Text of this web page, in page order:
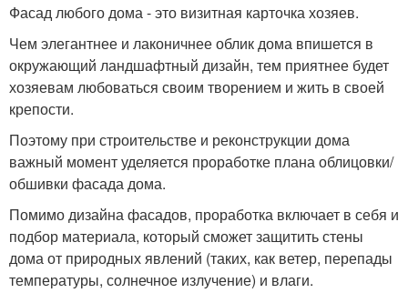
Фасад любого дома - это визитная карточка хозяев.
Чем элегантнее и лаконичнее облик дома впишется в
окружающий ландшафтный дизайн, тем приятнее будет
хозяевам любоваться своим творением и жить в своей
крепости.
Поэтому при строительстве и реконструкции дома
важный момент уделяется проработке плана облицовки/
обшивки фасада дома.
Помимо дизайна фасадов, проработка включает в себя и
подбор материала, который сможет защитить стены
дома от природных явлений (таких, как ветер, перепады
температуры, солнечное излучение) и влаги.